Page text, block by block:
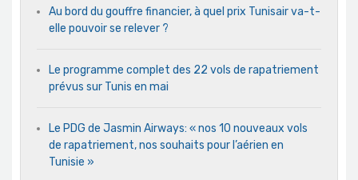
Au bord du gouffre financier, à quel prix Tunisair va-t-
elle pouvoir se relever ?
Le programme complet des 22 vols de rapatriement
prévus sur Tunis en mai
Le PDG de Jasmin Airways: « nos 10 nouveaux vols
de rapatriement, nos souhaits pour l’aérien en
Tunisie »